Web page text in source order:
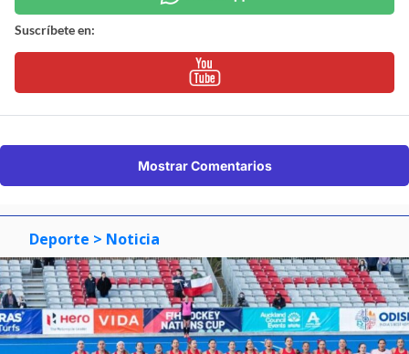
Suscríbete en:
Mostrar Comentarios
Deporte > Noticia